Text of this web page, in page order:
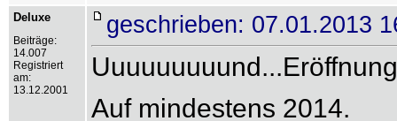
Deluxe
Beiträge:
14.007
Registriert
am:
13.12.2001
geschrieben: 07.01.2013
Auf mindestens 2014.